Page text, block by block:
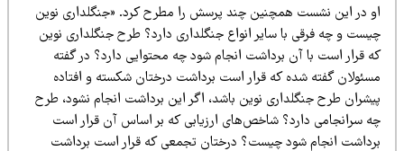
در این نشست همچنین چند پرسش را مطرح کرد. «جنگلداری نوین
و چه فرقی با سایر انواع جنگلداری دارد؟ طرح جنگلداری نوین
قرار است با آن برداشت انجام شود چه محتوایی دارد؟ در گفته
گفته شده که قرار است برداشت درختان شکسته و افتاده
طرح جنگلداری نوین باشد، اگر این برداشت انجام نشود، طرح
سرانجامی دارد؟ شاخص‌های ارزیابی که بر اساس آن قرار است
انجام شود چیست؟ درختان تجمعی که قرار است برداشت